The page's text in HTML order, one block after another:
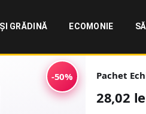
GRĂDINĂ ECOMONIE
-50% Pachet
28,02